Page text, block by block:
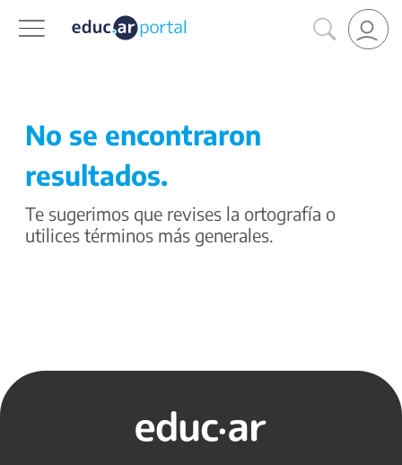
No se encontraron
resultados.
Te sugerimos que revises la ortografía o
utilices términos más generales.